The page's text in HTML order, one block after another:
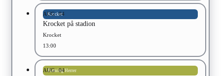
Krocket
AUG 04
Krocket på stadion
Krocket
13:00
Træning Herrer
AUG 04